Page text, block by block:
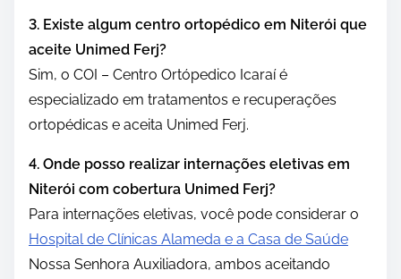
3. Existe algum centro ortopédico em Niterói que
aceite Unimed Ferj?
Sim, o COI – Centro Ortópedico Icaraí é
especializado em tratamentos e recuperações
ortopédicas e aceita Unimed Ferj.
4. Onde posso realizar internações eletivas em
Niterói com cobertura Unimed Ferj?
Para internações eletivas, você pode considerar o
Hospital de Clínicas Alameda e a Casa de Saúde
Nossa Senhora Auxiliadora, ambos aceitando